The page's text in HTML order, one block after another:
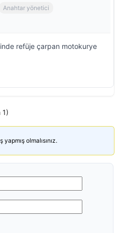
Anahtar yönetici
refüje çarpan motokurye
1)
olmalısınız.